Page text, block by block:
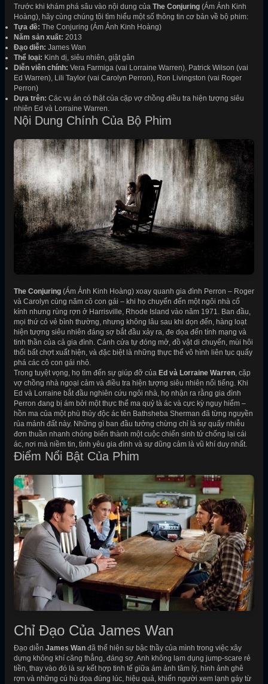
Trước khi khám phá sâu vào nội dung của The Conjuring (Ám Ảnh Kinh
Hoàng), hãy cùng chúng tôi tìm hiểu một số thông tin cơ bản về bộ phim:
Tựa đề: The Conjuring (Ám Ảnh Kinh Hoàng)
Năm sản xuất: 2013
Đạo diễn: James Wan
Thể loại: Kinh dị, siêu nhiên, giật gân
Diễn viên chính: Vera Farmiga (vai Lorraine Warren), Patrick Wilson (vai
Ed Warren), Lili Taylor (vai Carolyn Perron), Ron Livingston (vai Roger
Perron)
Dựa trên: Các vụ án có thật của cặp vợ chồng điều tra hiện tượng siêu
nhiên Ed và Lorraine Warren.
Nội Dung Chính Của Bộ Phim
The Conjuring (Ám Ảnh Kinh Hoàng) xoay quanh gia đình Perron – Roger
và Carolyn cùng năm cô con gái – khi họ chuyển đến một ngôi nhà cổ
kính nhưng rùng rợn ở Harrisville, Rhode Island vào năm 1971. Ban đầu,
mọi thứ có vẻ bình thường, nhưng không lâu sau khi dọn đến, hàng loạt
hiện tượng siêu nhiên đáng sợ bắt đầu xảy ra, đe dọa đến tính mạng và
tinh thần của cả gia đình. Cánh cửa tự đóng mở, đồ vật di chuyển, mùi hôi
thối bất chợt xuất hiện, và đặc biệt là những thực thể vô hình liên tục quấy
phá các cô con gái nhỏ.
Trong tuyệt vọng, họ tìm đến sự giúp đỡ của Ed và Lorraine Warren, cặp
vợ chồng nhà ngoại cảm và điều tra hiện tượng siêu nhiên nổi tiếng. Khi
Ed và Lorraine bắt đầu nghiên cứu ngôi nhà, họ nhận ra rằng gia đình
Perron đang bị ám bởi một thực thể ma quỷ tà ác và cực kỳ nguy hiểm –
hồn ma của một phù thủy độc ác tên Bathsheba Sherman đã từng nguyền
rủa mảnh đất này. Những gì ban đầu tưởng chừng chỉ là sự quấy nhiễu
đơn thuần nhanh chóng biến thành một cuộc chiến sinh tử chống lại cái
ác, nơi mà niềm tin, tình yêu gia đình và sự dũng cảm là vũ khí duy nhất.
Điểm Nổi Bật Của Phim
Chỉ Đạo Của James Wan
Đạo diễn James Wan đã thể hiện sự bậc thầy của mình trong việc xây
dựng không khí căng thẳng, đáng sợ. Anh không lạm dụng jump-scare rẻ
tiền, thay vào đó là sự kết hợp tinh tế giữa ám ảnh tâm lý, hình ảnh ghê
rợn và những cú hù dọa đúng lúc, hiệu quả, khiến người xem lạnh gáy từ